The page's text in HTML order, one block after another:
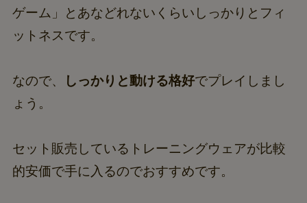
ゲーム」とあなどれないくらいしっかりとフィ
ットネスです。
なので、 しっかりと動ける格好でプレイしまし
ょう。
セット販売しているトレーニングウェアが比較
的安価で手に入るのでおすすめです。